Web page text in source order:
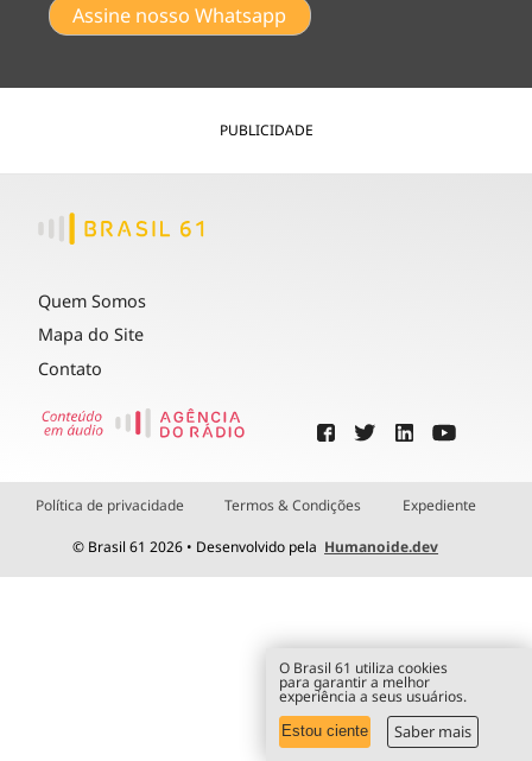
Assine nosso Whatsapp
PUBLICIDADE
Quem Somos
Mapa do Site
Contato
Política de privacidade Termos & Condições Expediente
© Brasil 61 2026 • Desenvolvido pela Humanoide.dev
O Brasil 61 utiliza cookies
para garantir a melhor
experiência a seus usuários.
Estou ciente Saber mais